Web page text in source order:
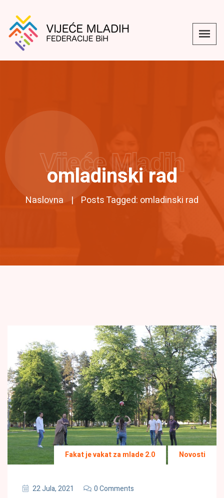
omladinski rad
Naslovna Posts Tagged: omladinski rad
Vijeće Mladih
Fakat je vakat za mlade 2.0 Novosti
22 Jula, 2021 0 Comments